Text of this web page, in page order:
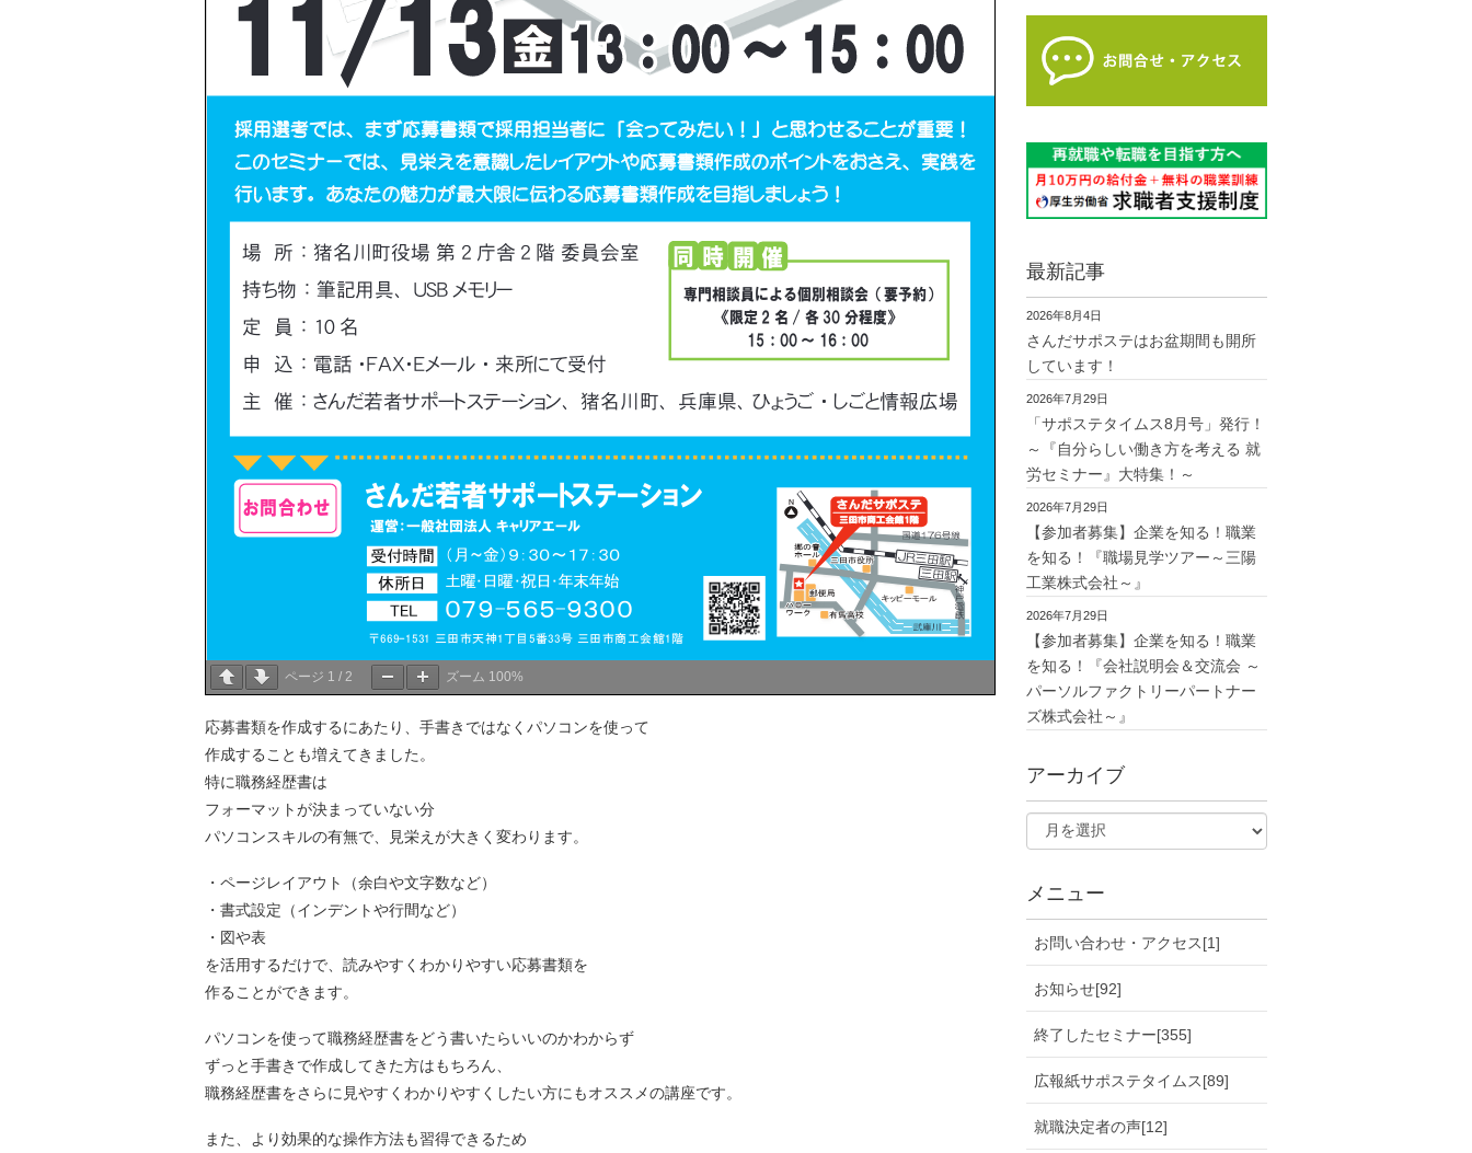
ページ 1 / 2 ズーム 100%
応募書類を作成するにあたり、手書きではなくパソコンを使って
作成することも増えてきました。
特に職務経歴書は
フォーマットが決まっていない分
パソコンスキルの有無で、見栄えが大きく変わります。
・ページレイアウト（余白や文字数など）
・書式設定（インデントや行間など）
・図や表
を活用するだけで、読みやすくわかりやすい応募書類を
作ることができます。
パソコンを使って職務経歴書をどう書いたらいいのかわからず
ずっと手書きで作成してきた方はもちろん、
職務経歴書をさらに見やすくわかりやすくしたい方にもオススメの講座です。
また、より効果的な操作方法も習得できるため
最新記事
2026年8月4日
さんだサポステはお盆期間も開所
しています！
2026年7月29日
「サポステタイムス8月号」発行！
～『自分らしい働き方を考える 就
労セミナー』大特集！～
2026年7月29日
【参加者募集】企業を知る！職業
を知る！『職場見学ツアー～三陽
工業株式会社～』
2026年7月29日
【参加者募集】企業を知る！職業
を知る！『会社説明会＆交流会 ～
パーソルファクトリーパートナー
ズ株式会社～』
アーカイブ
メニュー
お問い合わせ・アクセス[1]
お知らせ[92]
終了したセミナー[355]
広報紙サポステタイムス[89]
就職決定者の声[12]